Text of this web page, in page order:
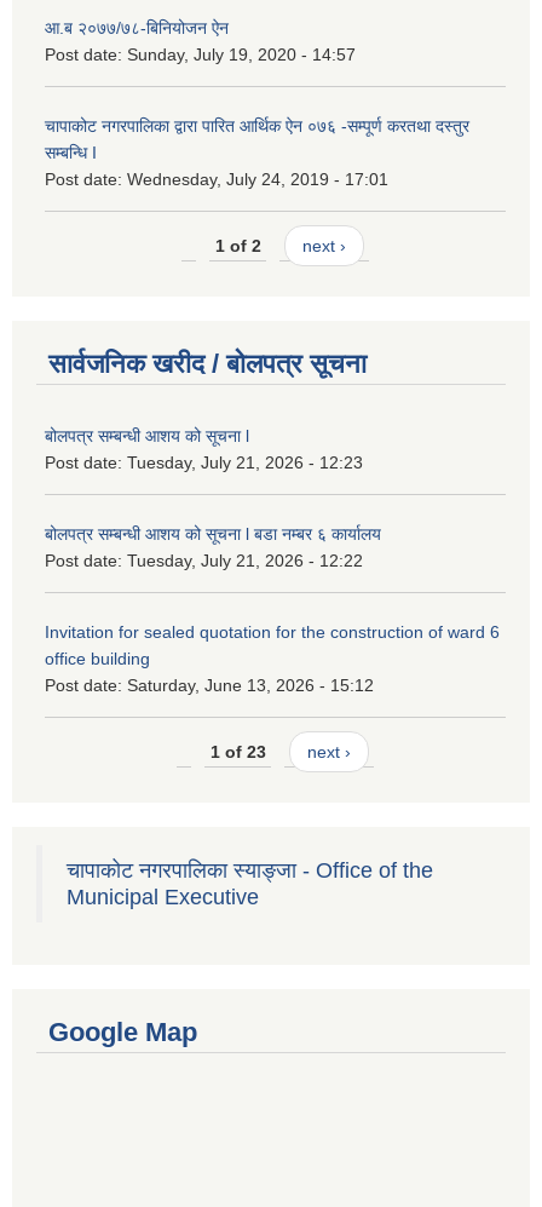
आ.ब २०७७/७८-बिनियोजन ऐन
Post date: Sunday, July 19, 2020 - 14:57
चापाकोट नगरपालिका द्वारा पारित आर्थिक ऐन ०७६ -सम्पूर्ण करतथा दस्तुर
सम्बन्धि I
Post date: Wednesday, July 24, 2019 - 17:01
1 of 2 next ›
सार्वजनिक खरीद / बोलपत्र सूचना
बोलपत्र सम्बन्धी आशय को सूचना l
Post date: Tuesday, July 21, 2026 - 12:23
बोलपत्र सम्बन्धी आशय को सूचना l बडा नम्बर ६ कार्यालय
Post date: Tuesday, July 21, 2026 - 12:22
Invitation for sealed quotation for the construction of ward 6
office building
Post date: Saturday, June 13, 2026 - 15:12
1 of 23 next ›
चापाकोट नगरपालिका स्याङ्जा - Office of the
Municipal Executive
Google Map